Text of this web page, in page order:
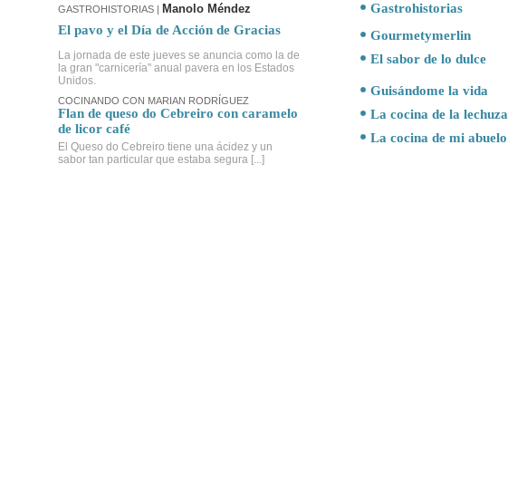
GASTROHISTORIAS | Manolo Méndez
El pavo y el Día de Acción de Gracias
La jornada de este jueves se anuncia como la de
la gran "carnicería" anual pavera en los Estados
Unidos.
COCINANDO CON MARIAN RODRÍGUEZ
Flan de queso do Cebreiro con caramelo
de licor café
El Queso do Cebreiro tiene una ácidez y un
sabor tan particular que estaba segura [...]
Gastrohistorias
Gourmetymerlin
El sabor de lo dulce
Guisándome la vida
La cocina de la lechuza
La cocina de mi abuelo